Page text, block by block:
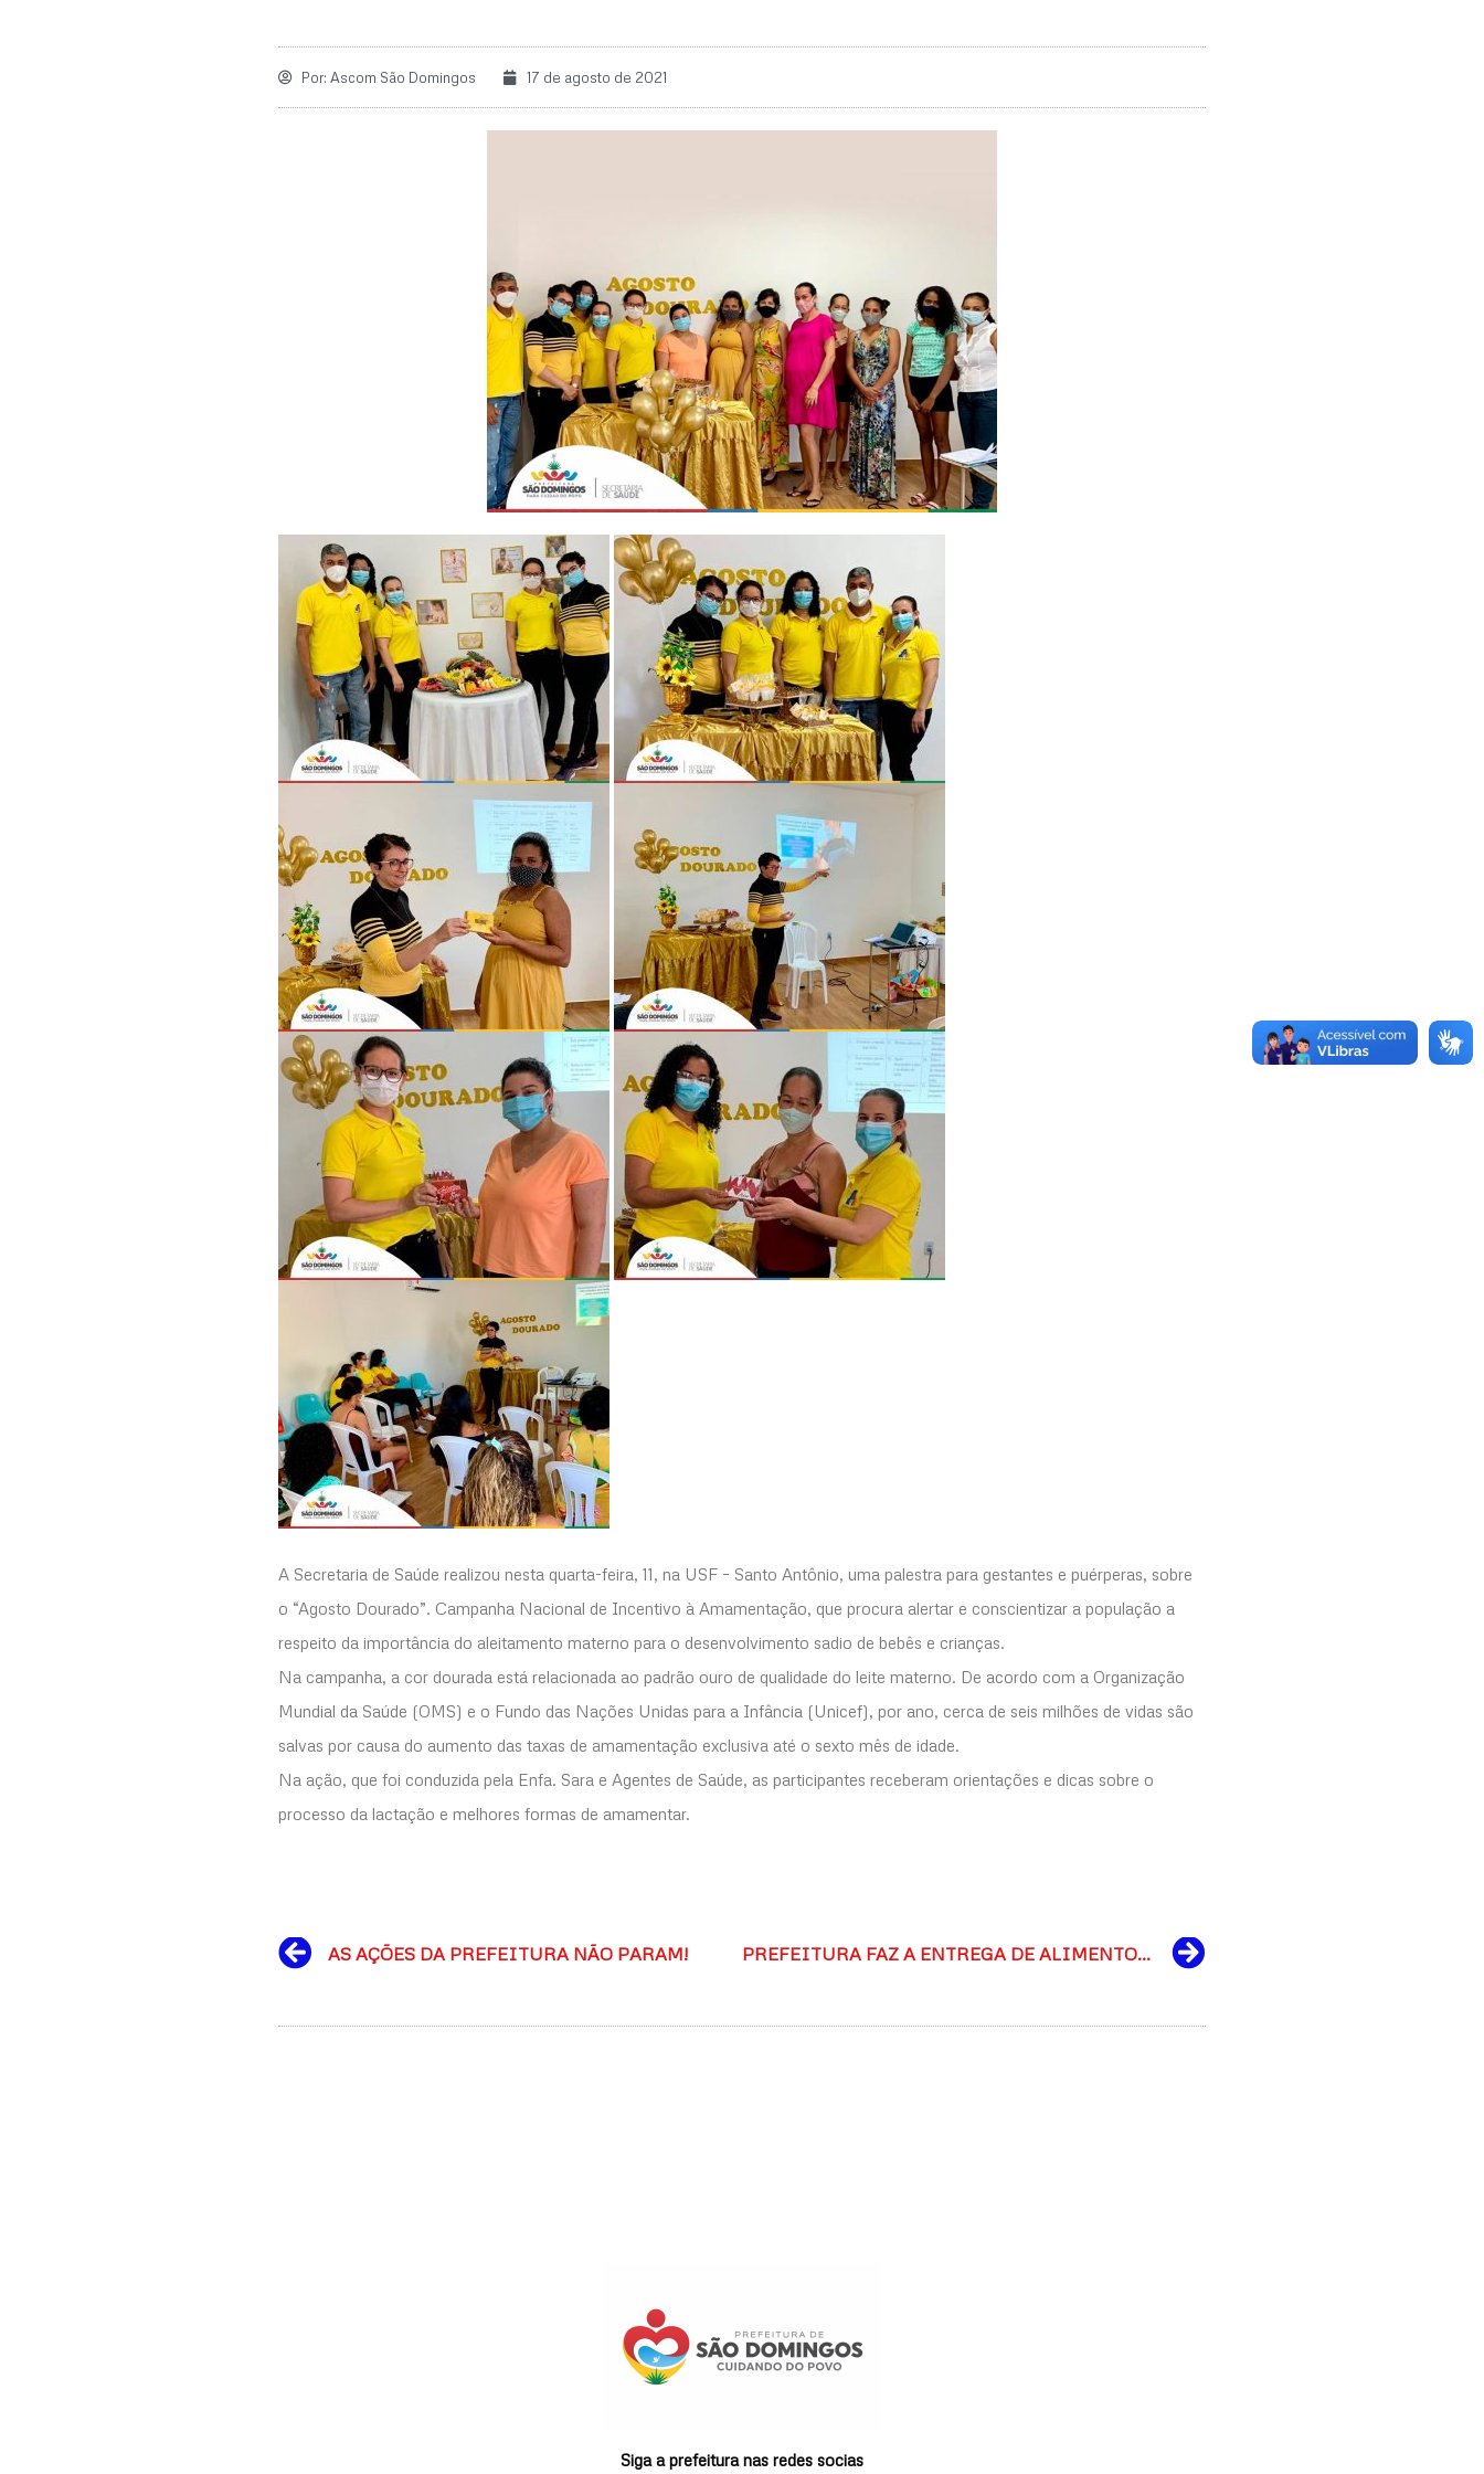
Por: Ascom São Domingos 17 de agosto de 2021
A Secretaria de Saúde realizou nesta quarta-feira, 11, na USF – Santo Antônio, uma palestra para gestantes e puérperas, sobre
o “Agosto Dourado”. Campanha Nacional de Incentivo à Amamentação, que procura alertar e conscientizar a população a
respeito da importância do aleitamento materno para o desenvolvimento sadio de bebês e crianças.
Na campanha, a cor dourada está relacionada ao padrão ouro de qualidade do leite materno. De acordo com a Organização
Mundial da Saúde (OMS) e o Fundo das Nações Unidas para a Infância (Unicef), por ano, cerca de seis milhões de vidas são
salvas por causa do aumento das taxas de amamentação exclusiva até o sexto mês de idade.
Na ação, que foi conduzida pela Enfa. Sara e Agentes de Saúde, as participantes receberam orientações e dicas sobre o
processo da lactação e melhores formas de amamentar.
AS AÇÕES DA PREFEITURA NÃO PARAM! PREFEITURA FAZ A ENTREGA DE ALIMENTOS DO PAA
Siga a prefeitura nas redes socias